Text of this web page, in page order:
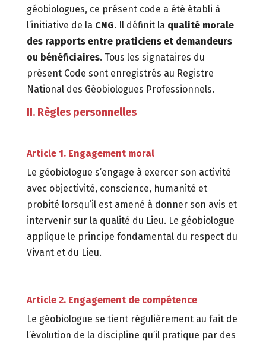
géobiologues, ce présent code a été établi à
l’initiative de la CNG. Il définit la qualité morale
des rapports entre praticiens et demandeurs
ou bénéficiaires. Tous les signataires du
présent Code sont enregistrés au Registre
National des Géobiologues Professionnels.
II. Règles personnelles
Article 1. Engagement moral
Le géobiologue s’engage à exercer son activité
avec objectivité, conscience, humanité et
probité lorsqu’il est amené à donner son avis et
intervenir sur la qualité du Lieu. Le géobiologue
applique le principe fondamental du respect du
Vivant et du Lieu.
Article 2. Engagement de compétence
Le géobiologue se tient régulièrement au fait de
l’évolution de la discipline qu’il pratique par des